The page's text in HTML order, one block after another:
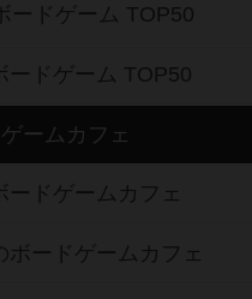
ードゲーム TOP50
ードゲーム TOP50
ームカフェ
ードゲームカフェ
ボードゲームカフェ